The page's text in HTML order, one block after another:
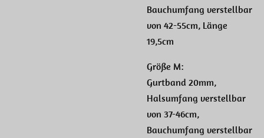
Bauchumfang verstellbar
von 42-55cm, Länge
19,5cm
Größe M:
Gurtband 20mm,
Halsumfang verstellbar
von 37-46cm,
Bauchumfang verstellbar